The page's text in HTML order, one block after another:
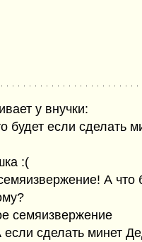
у внучки:
будет если сделать
:(
А что
семяизвержение
сделать минет